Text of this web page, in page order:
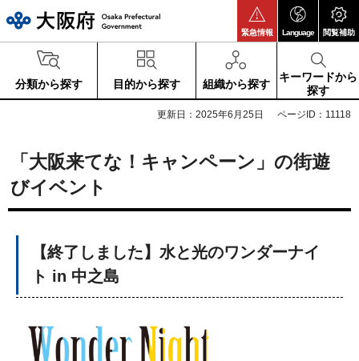
緊急情報 Language 閲覧補助
分類から探す 目的から探す 組織から探す
キーワードから
探す
更新日：2025年6月25日 ページID：11118
「大阪来てな！キャンペーン」の街遊
びイベント
【終了しました】水と光のワンダーナイ
ト in 中之島